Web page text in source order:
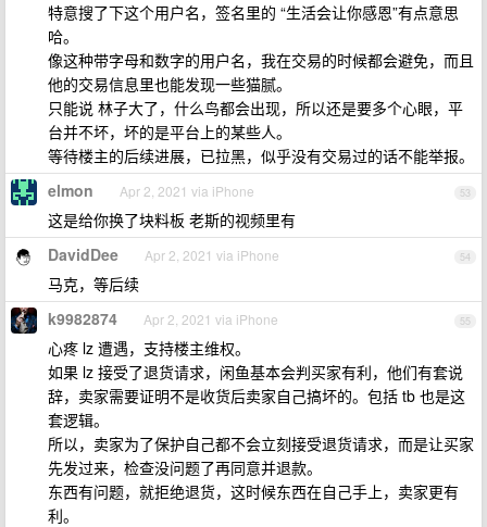
特意搜了下这个用户名，签名里的 “生活会让你感恩”有点意思
哈。
像这种带字母和数字的用户名，我在交易的时候都会避免，而且
他的交易信息里也能发现一些猫腻。
只能说 林子大了，什么鸟都会出现，所以还是要多个心眼，平
台并不坏，坏的是平台上的某些人。
等待楼主的后续进展，已拉黑，似乎没有交易过的话不能举报。
53
elmon Apr 2, 2021 via iPhone
这是给你换了块料板 老斯的视频里有
54
DavidDee Apr 2, 2021 via iPhone
马克，等后续
55
k9982874 Apr 2, 2021 via iPhone
心疼 lz 遭遇，支持楼主维权。
如果 lz 接受了退货请求，闲鱼基本会判买家有利，他们有套说
辞，卖家需要证明不是收货后卖家自己搞坏的。包括 tb 也是这
套逻辑。
所以，卖家为了保护自己都不会立刻接受退货请求，而是让买家
先发过来，检查没问题了再同意并退款。
东西有问题，就拒绝退货，这时候东西在自己手上，卖家更有
利。